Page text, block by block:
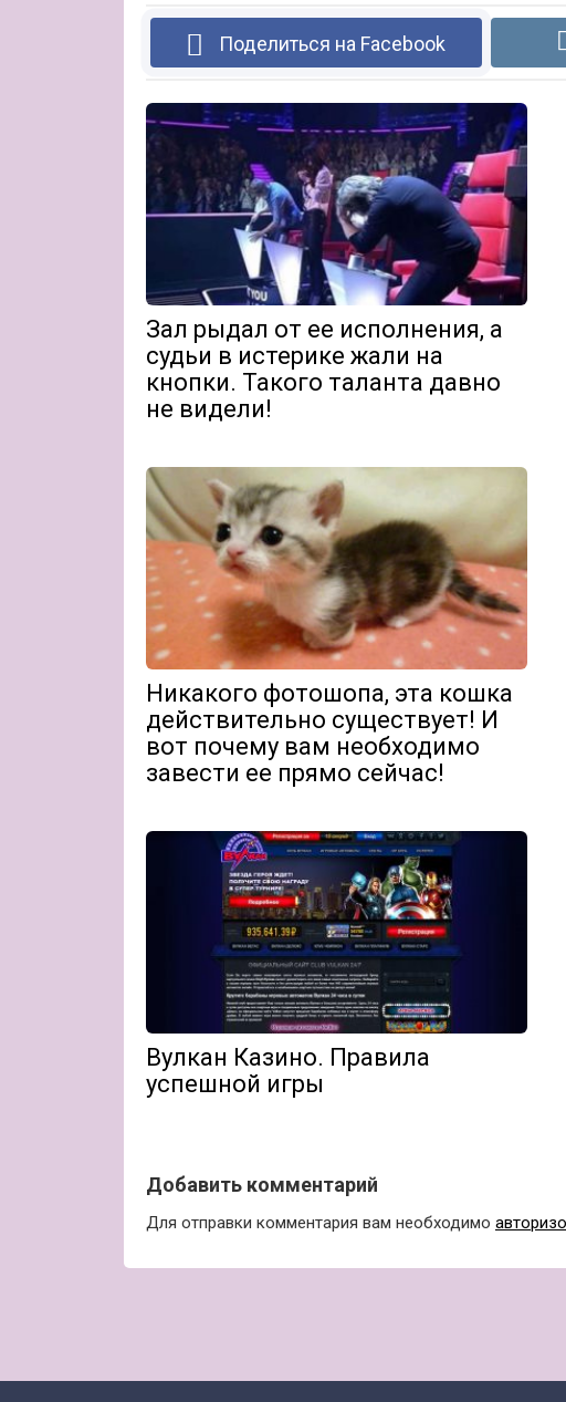
Поделиться на Facebook
Зал рыдал от ее исполнения, а
судьи в истерике жали на
кнопки. Такого таланта давно
не видели!
Никакого фотошопа, эта кошка
действительно существует! И
вот почему вам необходимо
завести ее прямо сейчас!
Вулкан Казино. Правила
успешной игры
Добавить комментарий
Для отправки комментария вам необходимо